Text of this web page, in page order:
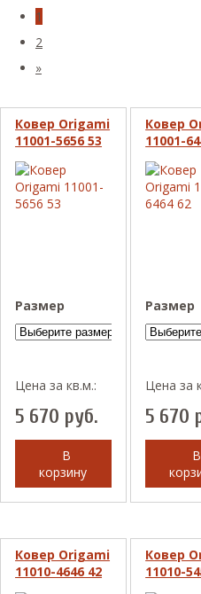
1
2
»
Ковер Origami
11001-5656 53
Размер
Цена за кв.м.:
5 670 руб.
В
корзину
Ковер
11001-
Размер
Цена за
5 670
В
Ковер Origami
11010-4646 42
Ковер
11010-